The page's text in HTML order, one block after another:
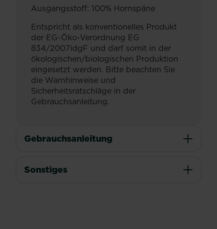
Ausgangsstoff: 100% Hornspäne
Entspricht als konventionelles Produkt
der EG-Öko-Verordnung EG
834/2007idgF und darf somit in der
ökologischen/biologischen Produktion
eingesetzt werden. Bitte beachten Sie
die Warnhinweise und
Sicherheitsratschläge in der
Gebrauchsanleitung.
Gebrauchsanleitung
Sonstiges